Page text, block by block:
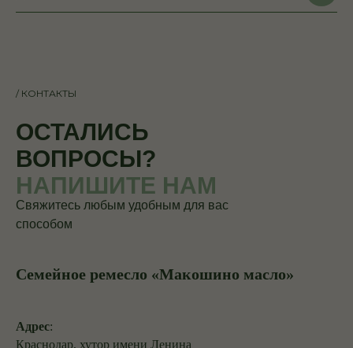
ОСТАЛИСЬ
ВОПРОСЫ?
НАПИШИТЕ НАМ
/ КОНТАКТЫ
Свяжитесь любым удобным для вас
способом
Семейное ремесло «Макошино масло»
Адрес:
Краснодар, хутор имени Ленина